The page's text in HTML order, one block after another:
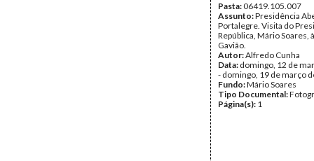
Pasta:06419.105.007
Assunto:Presidência
Portalegre. Visita do
República, Mário Soares,
Gavião.
Autor:Alfredo Cunha
Data: domingo, 12 de
- domingo, 19 de março
Fundo:Mário Soares
Tipo Documental:
Página(s): 1